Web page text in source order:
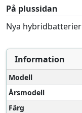
På plussidan
Nya hybridbatterier
Information
Modell
Årsmodell
Färg